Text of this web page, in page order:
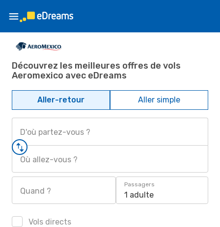
Découvrez les meilleures offres de vols
Aeromexico avec eDreams
Aller-retour Aller simple
D'où partez-vous ?
Où allez-vous ?
Quand ?
Passagers
1 adulte
Vols directs